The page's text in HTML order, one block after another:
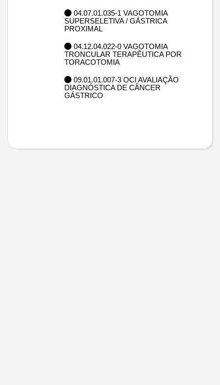
04.07.01.035-1 VAGOTOMIA
SUPERSELETIVA / GÁSTRICA
PROXIMAL
04.12.04.022-0 VAGOTOMIA
TRONCULAR TERAPÊUTICA POR
TORACOTOMIA
09.01.01.007-3 OCI AVALIAÇÃO
DIAGNÓSTICA DE CÂNCER
GÁSTRICO